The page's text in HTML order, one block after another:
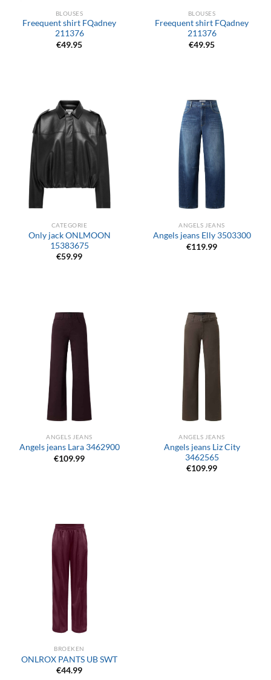
BLOUSES
Freequent shirt FQadney
211376
€49.95
BLOUSES
Freequent shirt FQadney
211376
€49.95
CATEGORIE
Only jack ONLMOON
15383675
€59.99
ANGELS JEANS
Angels jeans Elly 3503300
€119.99
ANGELS JEANS
Angels jeans Lara 3462900
€109.99
ANGELS JEANS
Angels jeans Liz City
3462565
€109.99
BROEKEN
ONLROX PANTS UB SWT
€44.99